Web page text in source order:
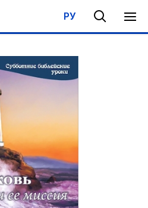
РУ
de Sabat / Biserica si misiunea ei /